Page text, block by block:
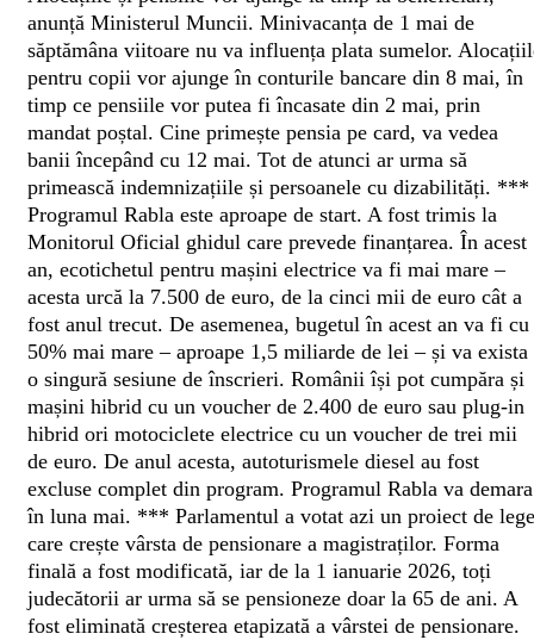
anunță Ministerul Muncii. Minivacanța de 1 mai de
săptămâna viitoare nu va influența plata sumelor.
pentru copii vor ajunge în conturile bancare din 8 mai, în
timp ce pensiile vor putea fi încasate din 2 mai, prin
mandat poștal. Cine primește pensia pe card, va vedea
banii începând cu 12 mai. Tot de atunci ar urma să
primească indemnizațiile și persoanele cu dizabilități. ***
Programul Rabla este aproape de start. A fost trimis la
Monitorul Oficial ghidul care prevede finanțarea. În acest
an, ecotichetul pentru mașini electrice va fi mai mare –
acesta urcă la 7.500 de euro, de la cinci mii de euro cât a
fost anul trecut. De asemenea, bugetul în acest an va fi cu
50% mai mare – aproape 1,5 miliarde de lei – și va exista
o singură sesiune de înscrieri. Românii își pot cumpăra și
mașini hibrid cu un voucher de 2.400 de euro sau plug-in
hibrid ori motociclete electrice cu un voucher de trei mii
de euro. De anul acesta, autoturismele diesel au fost
excluse complet din program. Programul Rabla va demara
în luna mai. *** Parlamentul a votat azi un proiect de lege
care crește vârsta de pensionare a magistraților. Forma
finală a fost modificată, iar de la 1 ianuarie 2026, toți
judecătorii ar urma să se pensioneze doar la 65 de ani. A
fost eliminată creșterea etapizată a vârstei de pensionare.